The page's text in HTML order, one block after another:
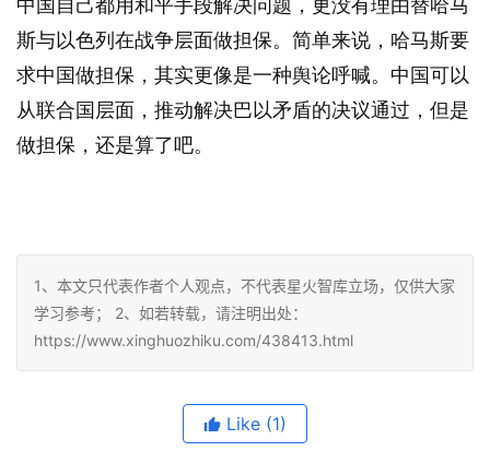
中国自己都用和平手段解决问题，更没有理由替哈马
斯与以色列在战争层面做担保。简单来说，哈马斯要
求中国做担保，其实更像是一种舆论呼喊。中国可以
从联合国层面，推动解决巴以矛盾的决议通过，但是
做担保，还是算了吧。
1、本文只代表作者个人观点，不代表星火智库立场，仅供大家
学习参考； 2、如若转载，请注明出处：
https://www.xinghuozhiku.com/438413.html
Like (1)